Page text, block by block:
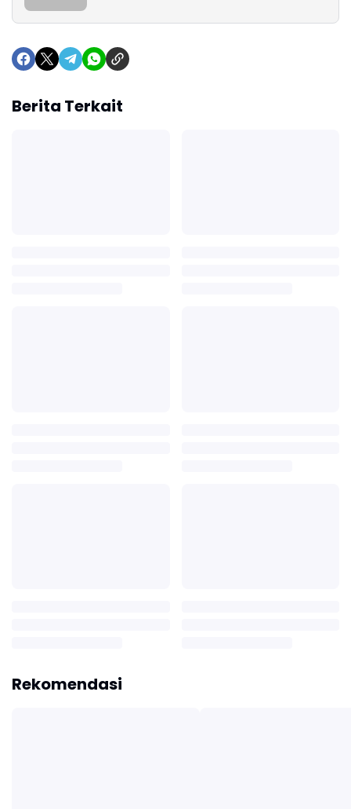
Berita Terkait
Rekomendasi